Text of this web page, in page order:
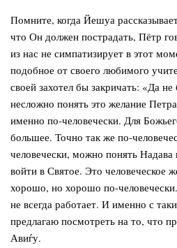
Помните, когда Йешуа
что Он должен пострадать, Пётр
из нас не симпатизирует в этот
подобное от своего любимого
своей захотел бы закричать: «Да
несложно понять это желание
именно по-человечески. Для
большее. Точно так же по-
человечески, можно понять
войти в Святое. Это человеческое
хорошо, но хорошо по-
не всегда работает. И именно с
предлагаю посмотреть на то, что
Авиѓу.